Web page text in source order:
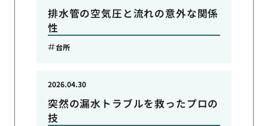
排水管の空気圧と流れの意外な関係
性
台所
突然の漏水トラブルを救ったプロの
技
2026.04.30